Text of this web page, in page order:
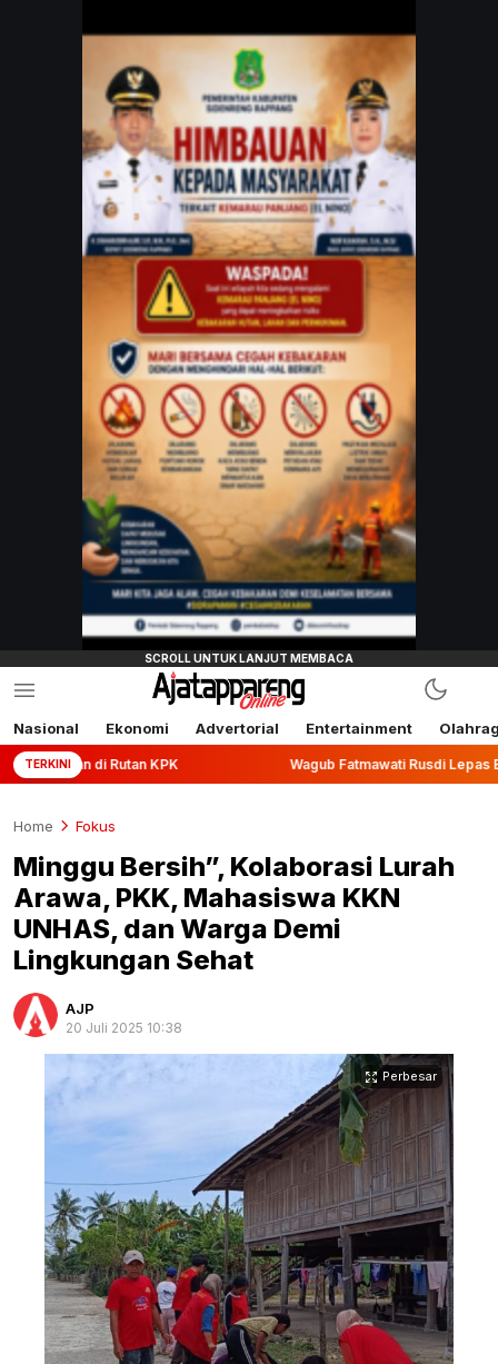
Nasional Ekonomi Advertorial Entertainment
TERKINI
KPK Wagub Fatmawati Rusdi Lepas Ekspor 10,2
Home Fokus
Minggu Bersih”, Kolaborasi Lurah
Arawa, PKK, Mahasiswa KKN
UNHAS, dan Warga Demi
Lingkungan Sehat
AJP
20 Juli 2025 10:38
Perbesar